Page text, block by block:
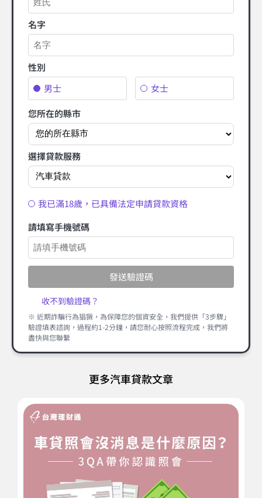
名字
性別
男士
女士
您所在的縣市
選擇貸款服務
我已滿18歲，已具備法定申請貸款資格
請填寫手機號碼
發送驗證碼
收不到驗證碼？
※ 近期詐騙行為猖獗，為保障您的個資安全，我們提供「3步驟」
驗證填表諮詢，過程約1-2分鐘，請您耐心按照流程完成，我們將
盡快與您聯繫
更多汽車貸款文章